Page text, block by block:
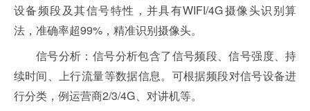
设备频段及其信号特性，并具有WIFI/4G摄像头识别算
法，准确率超99%，精准识别摄像头。
信号分析：信号分析包含了信号频段、信号强度、持
续时间、上行流量等数据信息。可根据频段对信号设备进
行分类，例运营商2/3/4G、对讲机等。